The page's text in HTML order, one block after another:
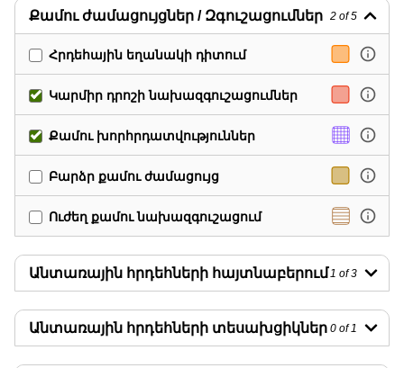
Քամու ժամացույցներ / Զգուշացումներ 2 of 5
Հրդեհային եղանակի դիտում
Կարմիր դրոշի նախազգուշացումներ
Քամու խորհրդատվություններ
Բարձր քամու ժամացույց
Ուժեղ քամու նախազգուշացում
Անտառային հրդեհների հայտնաբերում1 of 3
Անտառային հրդեհների տեսախցիկներ 0 of 1